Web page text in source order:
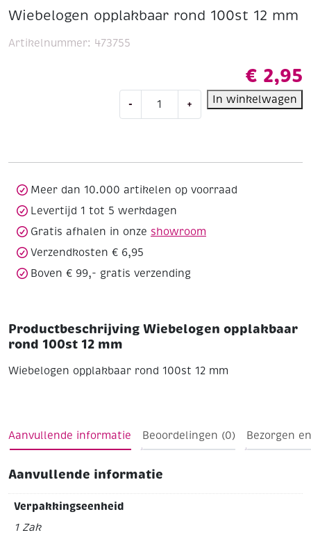
Wiebelogen opplakbaar rond 100st 12 mm
€ 2,95
-
opplakbaar
aantal
+ In winkelwagen
Artikelnummer: 473755
Meer dan 10.000 artikelen op voorraad
Levertijd 1 tot 5 werkdagen
Gratis afhalen in onze showroom
Verzendkosten € 6,95
Boven € 99,- gratis verzending
Productbeschrijving Wiebelogen opplakbaar
rond 100st 12 mm
Wiebelogen opplakbaar rond 100st 12 mm
Aanvullende informatie Beoordelingen (0) Bezorgen
Aanvullende informatie
Verpakkingseenheid
1 Zak